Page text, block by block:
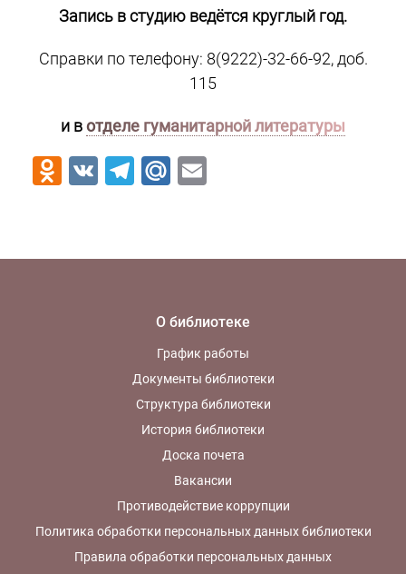
Запись в студию ведётся круглый год.
Справки по телефону: 8(9222)-32-66-92, доб.
115
и вотделе гуманитарной литературы
Odnoklassniki
VK Telegram
Mail.Ru
О библиотеке
График работы
Документы библиотеки
Структура библиотеки
История библиотеки
Доска почета
Вакансии
Противодействие коррупции
Политика обработки персональных данных библиотеки
Правила обработки персональных данных